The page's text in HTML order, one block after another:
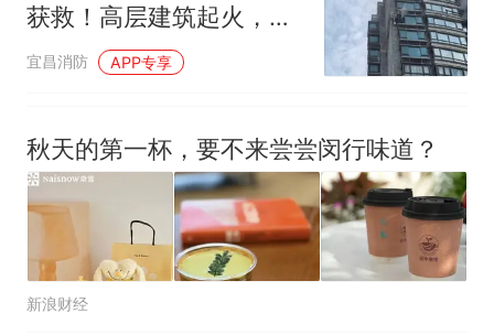
获救！高层建筑起火，如
何科学逃生自救？
宜昌消防 APP专享
秋天的第一杯，要不来尝尝闵行味道？
新浪财经